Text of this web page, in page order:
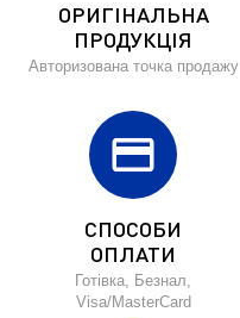
ОРИГІНАЛЬНА
ПРОДУКЦІЯ
Авторизована точка продажу
credit_card
СПОСОБИ
ОПЛАТИ
Готівка, Безнал,
Visa/MasterCard